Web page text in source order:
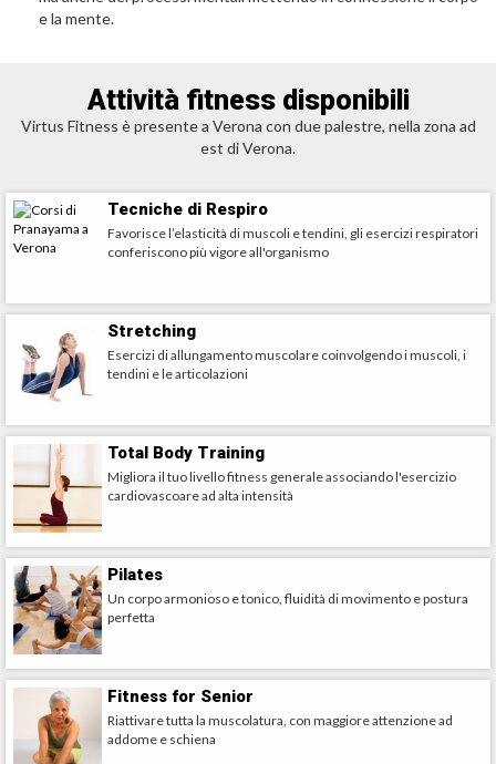
e la mente.
Attività fitness disponibili
Virtus Fitness è presente a Verona con due palestre, nella zona ad
est di Verona.
Tecniche di Respiro
Favorisce l’elasticità di muscoli e tendini, gli esercizi respiratori
conferiscono più vigore all'organismo
Stretching
Esercizi di allungamento muscolare coinvolgendo i muscoli, i
tendini e le articolazioni
Total Body Training
Migliora il tuo livello fitness generale associando l'esercizio
cardiovascoare ad alta intensità
Pilates
Un corpo armonioso e tonico, fluidità di movimento e postura
perfetta
Fitness for Senior
Riattivare tutta la muscolatura, con maggiore attenzione ad
addome e schiena